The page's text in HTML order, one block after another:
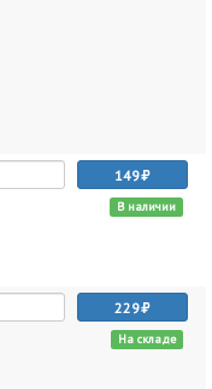
149
В наличии
229
На складе